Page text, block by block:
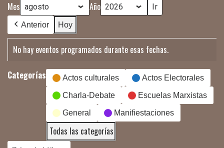
Mes Año
Anterior Hoy
No hay eventos programados durante esas fechas.
Categorías Actos culturales Actos Electorales
Charla-Debate Escuelas Marxistas
General Manifiestaciones
Todas las categorías